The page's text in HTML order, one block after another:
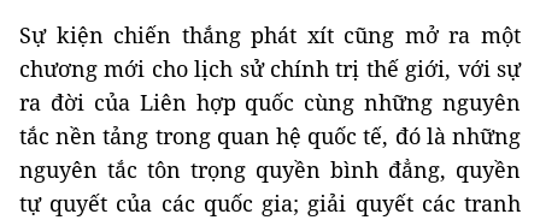
Sự kiện chiến thắng phát xít cũng mở ra một
chương mới cho lịch sử chính trị thế giới, với sự
ra đời của Liên hợp quốc cùng những nguyên
tắc nền tảng trong quan hệ quốc tế, đó là những
nguyên tắc tôn trọng quyền bình đẳng, quyền
tự quyết của các quốc gia; giải quyết các tranh